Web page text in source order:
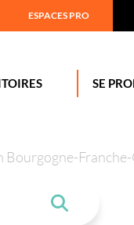
ESPACES PRO
SE
Bourgogne-